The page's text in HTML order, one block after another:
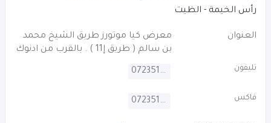
رأس الخيمة - الظيت
العنوان
معرض كيا موتورز طريق الشيخ محمد
بن سالم ( طريق إ11 ) . بالقرب من ادنوك
تليفون 072351811
فاكس 072351819